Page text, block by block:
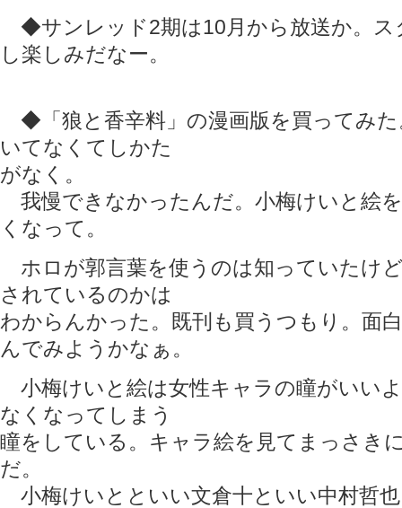
◆サンレッド2期は10月から放送か。ス
し楽しみだなー。
◆「狼と香辛料」の漫画版を買ってみた
いてなくてしかた
がなく。
我慢できなかったんだ。小梅けいと絵
くなって。
ホロが郭言葉を使うのは知っていたけ
されているのかは
わからんかった。既刊も買うつもり。面
んでみようかなぁ。
小梅けいと絵は女性キャラの瞳がいい
なくなってしまう
瞳をしている。キャラ絵を見てまっさき
だ。
小梅けいとといい文倉十といい中村哲